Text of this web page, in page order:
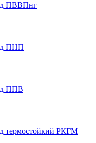
ПВВПнг
ПНП
ППВ
термостойкий РКГМ